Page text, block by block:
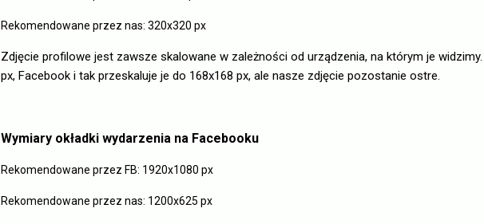
Rekomendowane przez nas: 320x320 px
Zdjęcie profilowe jest zawsze skalowane w zależności od urządzenia, na którym je
px, Facebook i tak przeskaluje je do 168x168 px, ale nasze zdjęcie pozostanie ostre.
Wymiary okładki wydarzenia na Facebooku
Rekomendowane przez FB: 1920x1080 px
Rekomendowane przez nas: 1200x625 px